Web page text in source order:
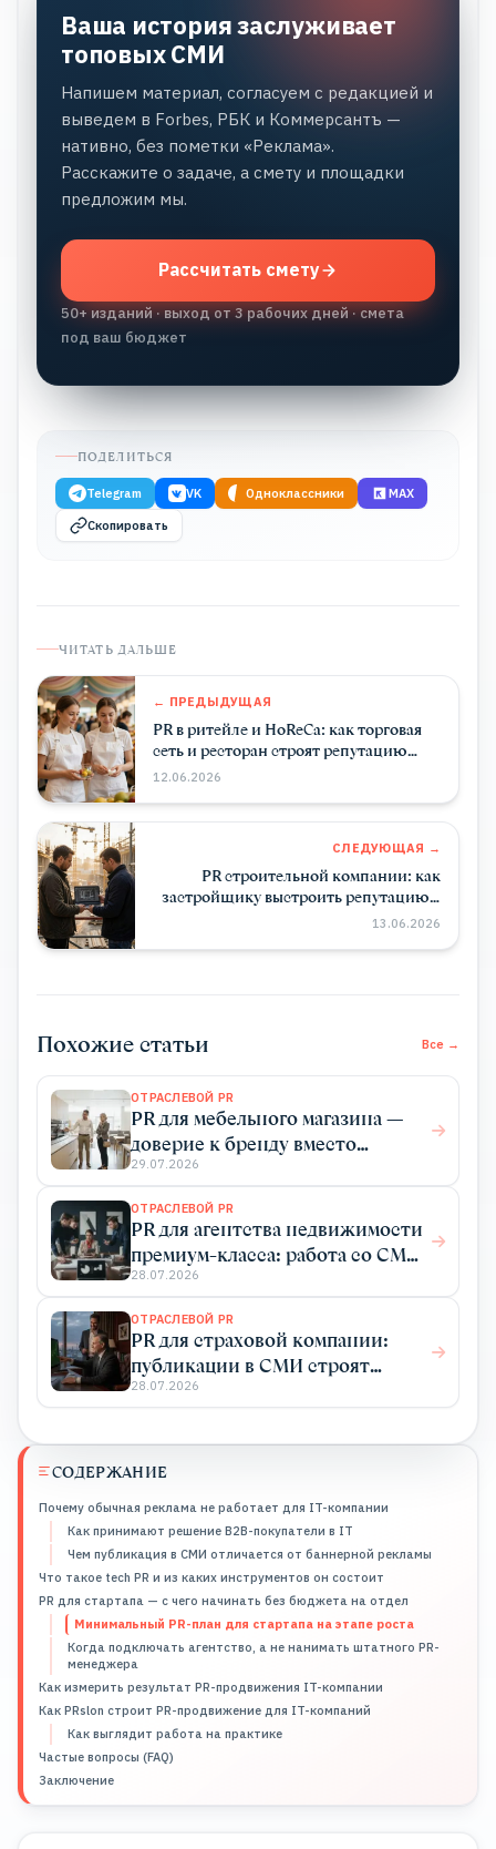
СОДЕРЖАНИЕ
Почему обычная реклама не работает для IT-компании
Как принимают решение B2B-покупатели в IT
Чем публикация в СМИ отличается от баннерной рекламы
Что такое tech PR и из каких инструментов он состоит
PR для стартапа — с чего начинать без бюджета на отдел
Минимальный PR-план для стартапа на этапе роста
Когда подключать агентство, а не нанимать штатного PR-
менеджера
Как измерить результат PR-продвижения IT-компании
Как PRslon строит PR-продвижение для IT-компаний
Как выглядит работа на практике
Частые вопросы (FAQ)
Заключение
Ваша история заслуживает
топовых СМИ
Напишем материал, согласуем с редакцией и
выведем в Forbes, РБК и Коммерсантъ —
нативно, без пометки «Реклама».
Расскажите о задаче, а смету и площадки
предложим мы.
Рассчитать смету
50+ изданий · выход от 3 рабочих дней · смета
под ваш бюджет
ПОДЕЛИТЬСЯ
Telegram VK Одноклассники MAX
Скопировать
ЧИТАТЬ ДАЛЬШЕ
← ПРЕДЫДУЩАЯ
PR в ритейле и HoReCa: как торговая
сеть и ресторан строят репутацию
через СМИ
12.06.2026
СЛЕДУЮЩАЯ →
PR строительной компании: как
застройщику выстроить репутацию в
деловых СМИ
13.06.2026
Похожие статьи Все →
ОТРАСЛЕВОЙ PR
PR для мебельного магазина —
доверие к бренду вместо
бесконечных акций
29.07.2026
ОТРАСЛЕВОЙ PR
PR для агентства недвижимости
премиум-класса: работа со СМИ
как инструмент продаж
28.07.2026
ОТРАСЛЕВОЙ PR
PR для страховой компании:
публикации в СМИ строят
доверие и приводят клиентов
28.07.2026